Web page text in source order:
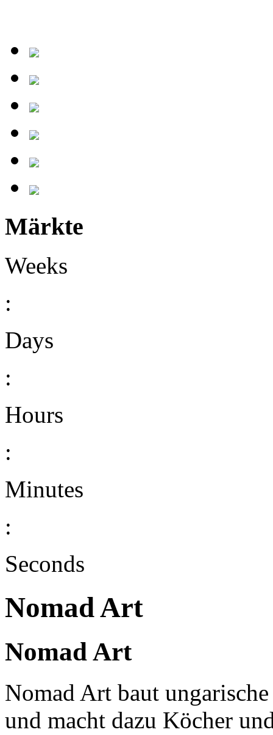
Märkte
Weeks
:
Days
:
Hours
:
Minutes
:
Seconds
Nomad Art
Nomad Art
Nomad Art baut
und macht dazu Köcher